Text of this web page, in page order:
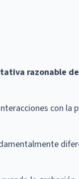
razonable
con la